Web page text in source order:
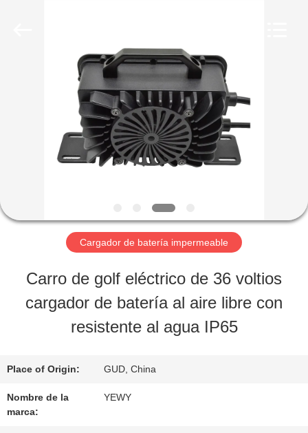
PRODUCTOS
SOBRE
NOSOTROS
VIAJE
LA
FÁBRICA
Cargador de batería impermeable
Carro de golf eléctrico de 36 voltios
cargador de batería al aire libre con
resistente al agua IP65
Place of Origin: GUD, China
Nombre de la
marca:
YEWY